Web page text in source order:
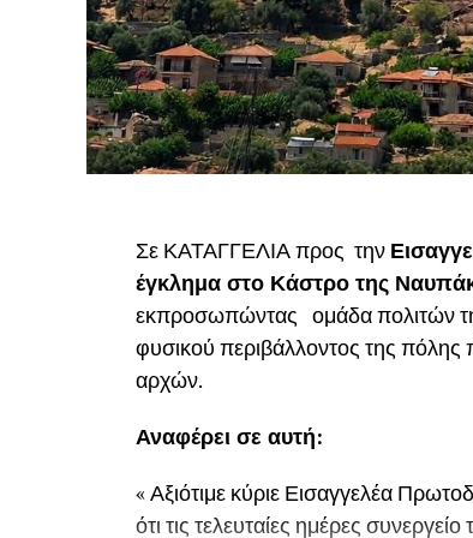
Σε ΚΑΤΑΓΓΕΛΙΑ προς την
έγκλημα στο Κάστρο της
εκπροσωπώντας ομάδα πολιτών
φυσικού περιβάλλοντος της πόλης
αρχών.
Αναφέρει σε αυτή:
« Αξιότιμε κύριε Εισαγγελέα
ότι τις τελευταίες ημέρες